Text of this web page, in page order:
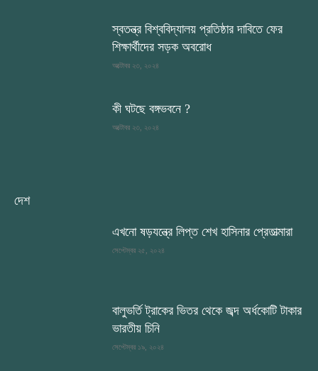
স্বতন্ত্র বিশ্ববিদ্যালয় প্রতিষ্ঠার দাবিতে ফের
শিক্ষার্থীদের সড়ক অবরোধ
অক্টোবর ২৩, ২০২৪
কী ঘটছে বঙ্গভবনে ?
অক্টোবর ২৩, ২০২৪
দেশ
এখনো ষড়যন্ত্রে লিপ্ত শেখ হাসিনার প্রেতাত্মারা
সেপ্টেম্বর ২৫, ২০২৪
বালুভর্তি ট্রাকের ভিতর থেকে জব্দ অর্ধকোটি টাকার
ভারতীয় চিনি
সেপ্টেম্বর ১৯, ২০২৪